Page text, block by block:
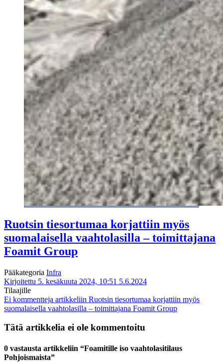
Ruotsin tiesortumaa korjattiin myös
suomalaisella vaahtolasilla – toimittajana
Foamit Group
Pääkategoria Infra
Kirjoitettu 5. kesäkuuta 2024, 10:51 5.6.2024
Tilaajille
Ei kommentteja artikkeliin Ruotsin tiesortumaa korjattiin myös
suomalaisella vaahtolasilla – toimittajana Foamit Group
Tätä artikkelia ei ole kommentoitu
0 vastausta artikkeliin “Foamitille iso vaahtolasitilaus
Pohjoismaista”